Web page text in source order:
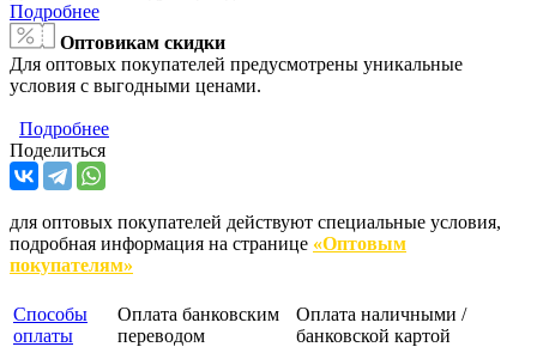
Подробнее
Оптовикам скидки
Для оптовых покупателей предусмотрены уникальные
условия с выгодными ценами.
Подробнее
Поделиться
для оптовых покупателей действуют специальные условия,
подробная информация на странице «Оптовым
покупателям»
Способы
оплаты
Оплата банковским
переводом
Оплата наличными /
банковской картой